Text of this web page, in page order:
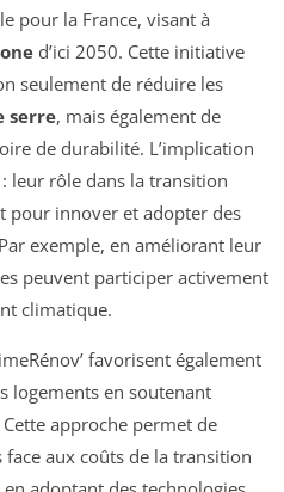
pour la France, visant à
d’ici 2050. Cette initiative
seulement de réduire les
serre, mais également de
de durabilité. L’implication
leur rôle dans la transition
pour innover et adopter des
exemple, en améliorant leur
peuvent participer activement
climatique.
favorisent également
logements en soutenant
approche permet de
aux coûts de la transition